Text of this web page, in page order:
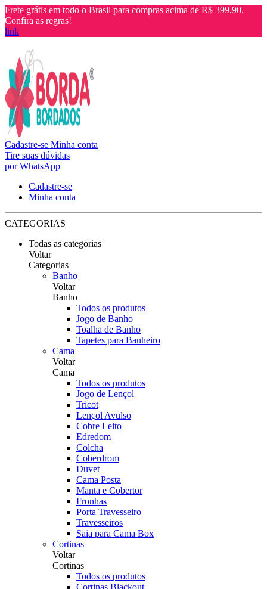
Frete grátis em todo o Brasil para compras acima de R$ 399,90.
Confira as regras!
link
Cadastre-se Minha conta
Tire suas dúvidas
por WhatsApp
Cadastre-se
Minha conta
CATEGORIAS
Todas as categorias
Voltar
Categorias
Banho
Voltar
Banho
Todos os produtos
Jogo de Banho
Toalha de Banho
Tapetes para Banheiro
Cama
Voltar
Cama
Todos os produtos
Jogo de Lençol
Tricot
Lençol Avulso
Cobre Leito
Edredom
Colcha
Coberdrom
Duvet
Cama Posta
Manta e Cobertor
Fronhas
Porta Travesseiro
Travesseiros
Saia para Cama Box
Cortinas
Voltar
Cortinas
Todos os produtos
Cortinas Blackout